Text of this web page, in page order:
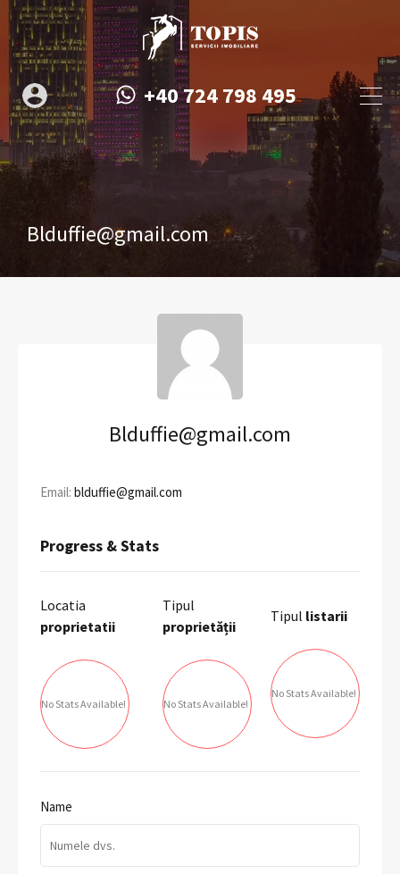
+40 724 798 495
Blduffie@gmail.com
Blduffie@gmail.com
Email: blduffie@gmail.com
Progress & Stats
Locatia
proprietatii
No Stats Available!
Tipul
proprietății
No Stats Available!
Tipul listarii
No Stats Available!
Name